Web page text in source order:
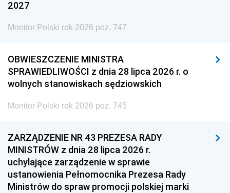
2027
Monitor Polski rok 2026 poz. 747
OBWIESZCZENIE MINISTRA
SPRAWIEDLIWOŚCI z dnia 28 lipca 2026 r. o
wolnych stanowiskach sędziowskich
Monitor Polski rok 2026 poz. 745
ZARZĄDZENIE NR 43 PREZESA RADY
MINISTRÓW z dnia 28 lipca 2026 r.
uchylające zarządzenie w sprawie
ustanowienia Pełnomocnika Prezesa Rady
Ministrów do spraw promocji polskiej marki